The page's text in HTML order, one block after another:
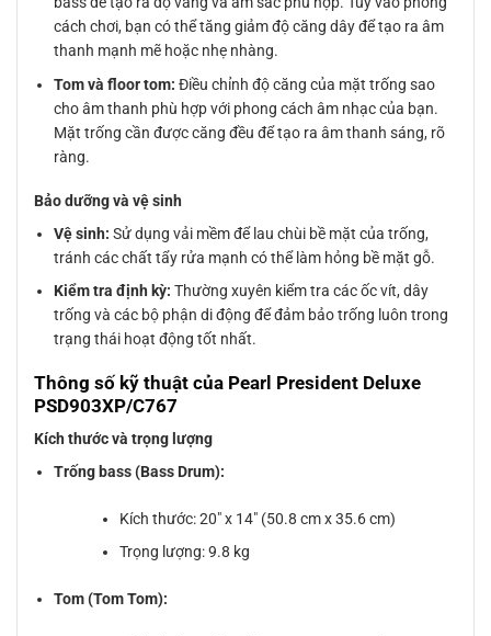
cách chơi, bạn có thể tăng giảm độ căng dây để tạo ra âm
thanh mạnh mẽ hoặc nhẹ nhàng.
Tom và floor tom: Điều chỉnh độ căng của mặt trống sao
cho âm thanh phù hợp với phong cách âm nhạc của bạn.
Mặt trống cần được căng đều để tạo ra âm thanh sáng, rõ
ràng.
Bảo dưỡng và vệ sinh
Vệ sinh: Sử dụng vải mềm để lau chùi bề mặt của trống,
tránh các chất tẩy rửa mạnh có thể làm hỏng bề mặt gỗ.
Kiểm tra định kỳ: Thường xuyên kiểm tra các ốc vít, dây
trống và các bộ phận di động để đảm bảo trống luôn trong
trạng thái hoạt động tốt nhất.
Thông số kỹ thuật của Pearl President Deluxe
PSD903XP/C767
Kích thước và trọng lượng
Trống bass (Bass Drum):
Kích thước: 20″ x 14″ (50.8 cm x 35.6 cm)
Trọng lượng: 9.8 kg
Tom (Tom Tom):